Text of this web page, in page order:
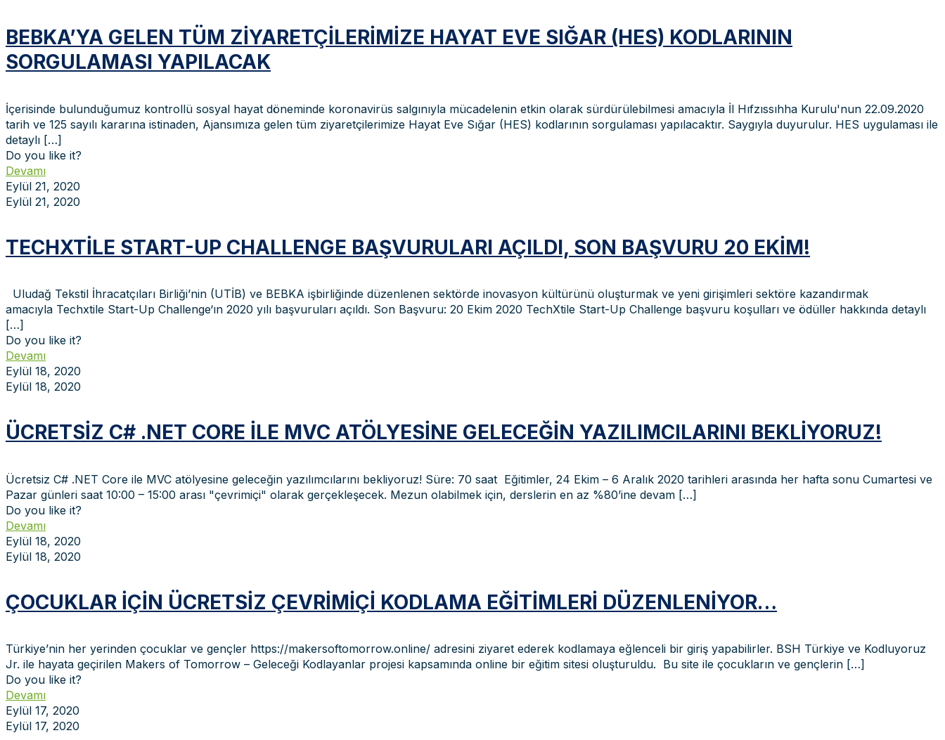
BEBKA’YA GELEN TÜM ZIYARETÇILERIMIZE HAYAT EVE SIĞAR (HES) KODLARININ
SORGULAMASI YAPILACAK
İçerisinde bulunduğumuz kontrollü sosyal hayat döneminde koronavirüs salgınıyla mücadelenin etkin olarak sürdürülebilmesi amacıyla İl Hıfzıssıhha Kurulu'nun 22.09.2020
tarih ve 125 sayılı kararına istinaden, Ajansımıza gelen tüm ziyaretçilerimize Hayat Eve Sığar (HES) kodlarının sorgulaması yapılacaktır. Saygıyla duyurulur. HES uygulaması ile
detaylı […]
Do you like it?
Devamı
Eylül 21, 2020
Eylül 21, 2020
TECHXTILE START-UP CHALLENGE BAŞVURULARI AÇILDI, SON BAŞVURU 20 EKIM!
Uludağ Tekstil İhracatçıları Birliği’nin (UTİB) ve BEBKA işbirliğinde düzenlenen sektörde inovasyon kültürünü oluşturmak ve yeni girişimleri sektöre kazandırmak
amacıyla Techxtile Start-Up Challenge‘ın 2020 yılı başvuruları açıldı. Son Başvuru: 20 Ekim 2020 TechXtile Start-Up Challenge başvuru koşulları ve ödüller hakkında detaylı
[…]
Do you like it?
Devamı
Eylül 18, 2020
Eylül 18, 2020
ÜCRETSIZ C# .NET CORE ILE MVC ATÖLYESINE GELECEĞIN YAZILIMCILARINI BEKLIYORUZ!
Ücretsiz C# .NET Core ile MVC atölyesine geleceğin yazılımcılarını bekliyoruz! Süre: 70 saat Eğitimler, 24 Ekim – 6 Aralık 2020 tarihleri arasında her hafta sonu Cumartesi ve
Pazar günleri saat 10:00 – 15:00 arası "çevrimiçi" olarak gerçekleşecek. Mezun olabilmek için, derslerin en az %80’ine devam […]
Do you like it?
Devamı
Eylül 18, 2020
Eylül 18, 2020
ÇOCUKLAR IÇIN ÜCRETSIZ ÇEVRIMIÇI KODLAMA EĞITIMLERI DÜZENLENIYOR…
Türkiye’nin her yerinden çocuklar ve gençler https://makersoftomorrow.online/ adresini ziyaret ederek kodlamaya eğlenceli bir giriş yapabilirler. BSH Türkiye ve Kodluyoruz
Jr. ile hayata geçirilen Makers of Tomorrow – Geleceği Kodlayanlar projesi kapsamında online bir eğitim sitesi oluşturuldu. Bu site ile çocukların ve gençlerin […]
Do you like it?
Devamı
Eylül 17, 2020
Eylül 17, 2020